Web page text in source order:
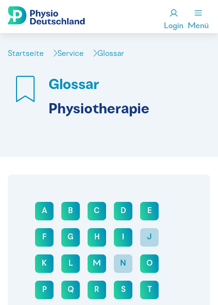
Login Menü
Startseite Service Glossar
Glossar
Physiotherapie
A B C D E
F G H J
K L M N O
P Q R S